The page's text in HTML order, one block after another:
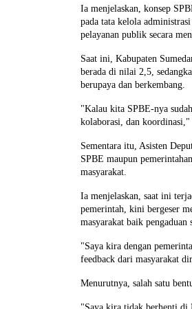
Ia menjelaskan, konsep
pada tata kelola
pelayanan publik secara
Saat ini, Kabupaten
berada di nilai 2,5,
berupaya dan berkembang.
"Kalau kita SPBE-nya
kolaborasi, dan koordinasi,"
Sementara itu, Asisten
SPBE maupun
masyarakat.
Ia menjelaskan, saat ini
pemerintah, kini bergeser
masyarakat baik
"Saya kira dengan
feedback dari masyarakat
Menurutnya, salah satu